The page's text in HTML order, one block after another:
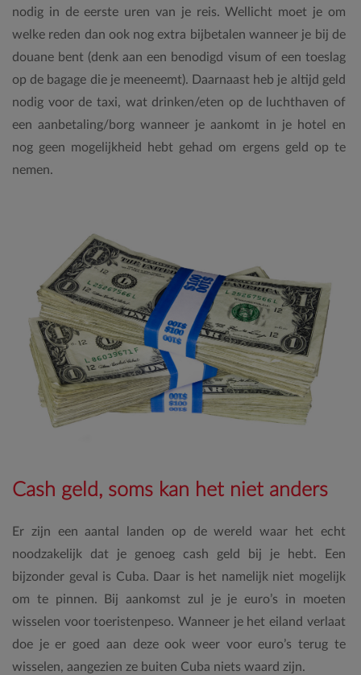
nodig in de eerste uren van je reis. Wellicht moet je om
welke reden dan ook nog extra bijbetalen wanneer je bij de
douane bent (denk aan een benodigd visum of een toeslag
op de bagage die je meeneemt). Daarnaast heb je altijd geld
nodig voor de taxi, wat drinken/eten op de luchthaven of
een aanbetaling/borg wanneer je aankomt in je hotel en
nog geen mogelijkheid hebt gehad om ergens geld op te
nemen.
Cash geld, soms kan het niet anders
Er zijn een aantal landen op de wereld waar het echt
noodzakelijk dat je genoeg cash geld bij je hebt. Een
bijzonder geval is Cuba. Daar is het namelijk niet mogelijk
om te pinnen. Bij aankomst zul je je euro’s in moeten
wisselen voor toeristenpeso. Wanneer je het eiland verlaat
doe je er goed aan deze ook weer voor euro’s terug te
wisselen, aangezien ze buiten Cuba niets waard zijn.